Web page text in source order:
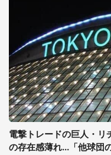
電撃トレードの巨人・リ
の存在感薄れ...「他球団